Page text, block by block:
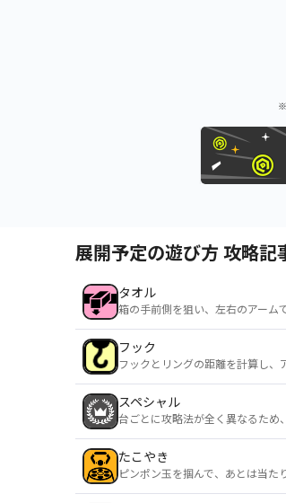
※
展開予定の遊び方 攻略記
タオル
箱の手前側を狙い、左右のアーム
フック
フックとリングの距離を計算し、
スペシャル
台ごとに攻略法が全く異なるため
たこやき
ピンポン玉を掴んで、あとは当た